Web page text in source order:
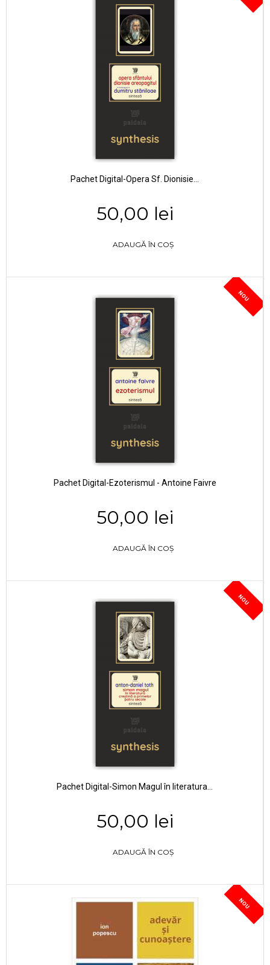
Pachet Digital-Opera Sf. Dionisie...
50,00 lei
ADAUGĂ ÎN COȘ
NOU
Pachet Digital-Ezoterismul - Antoine Faivre
50,00 lei
ADAUGĂ ÎN COȘ
NOU
Pachet Digital-Simon Magul în literatura...
50,00 lei
ADAUGĂ ÎN COȘ
NOU